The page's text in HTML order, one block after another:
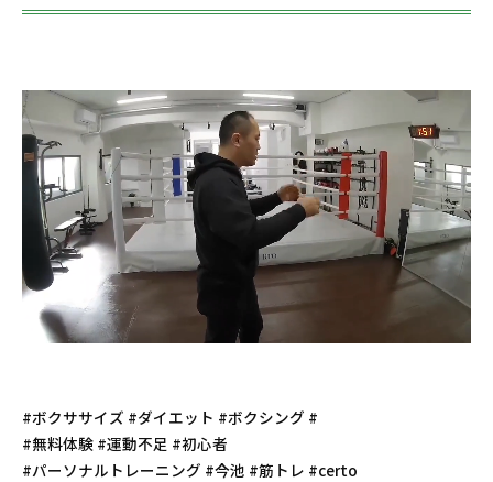
#ボクササイズ #ダイエット #ボクシング #
#無料体験 #運動不足 #初心者
#パーソナルトレーニング #今池 #筋トレ #certo